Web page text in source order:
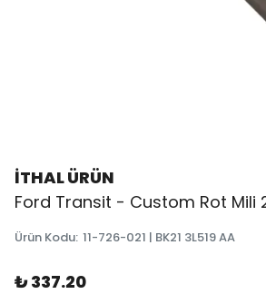
İTHAL ÜRÜN
Ford Transit - Custom Rot Mili
Ürün Kodu: 11-726-021 | BK21 3L519 AA
₺ 337.20